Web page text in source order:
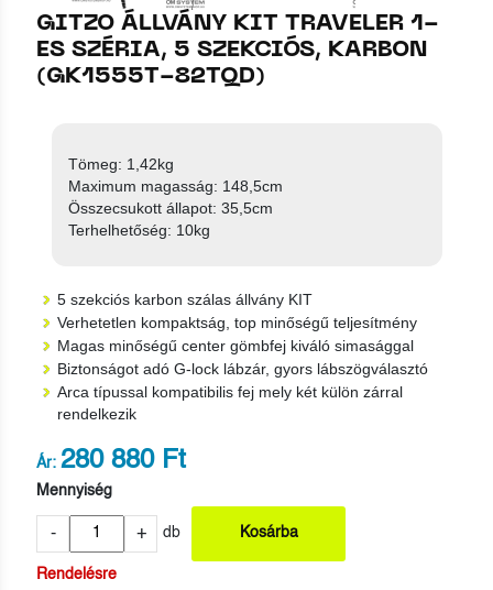
GITZO ÁLLVÁNY KIT TRAVELER 1-
ES SZÉRIA, 5 SZEKCIÓS, KARBON
(GK1555T-82TQD)
Tömeg: 1,42kg
Maximum magasság: 148,5cm
Összecsukott állapot: 35,5cm
Terhelhetőség: 10kg
5 szekciós karbon szálas állvány KIT
Verhetetlen kompaktság, top minőségű teljesítmény
Magas minőségű center gömbfej kiváló simasággal
Biztonságot adó G-lock lábzár, gyors lábszögválasztó
Arca típussal kompatibilis fej mely két külön zárral
rendelkezik
Ár: 280 880 Ft
Mennyiség
- + db Kosárba
Rendelésre